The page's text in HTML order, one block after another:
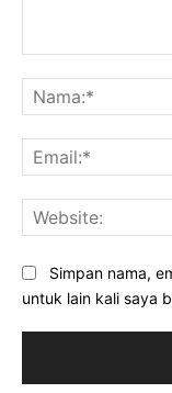
Simpan nama,
untuk lain kali saya